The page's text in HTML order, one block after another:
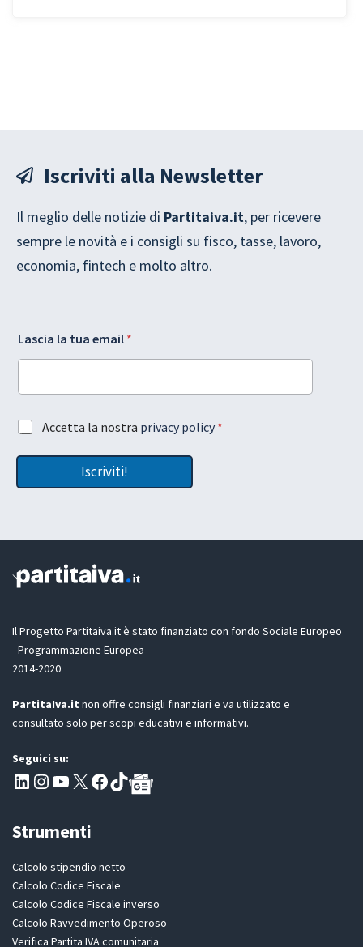
Iscriviti alla Newsletter
Il meglio delle notizie di Partitaiva.it, per ricevere
sempre le novità e i consigli su fisco, tasse, lavoro,
economia, fintech e molto altro.
D
P
A
c
e
n
L
a
u
t
a
y
u
t
u
t
z
i
e
Lascia la tua email *
A
c
t
n
D
R
*
Accetta la nostra privacy policy *
Iscriviti!
Il Progetto Partitaiva.it è stato finanziato con fondo Sociale Europeo
- Programmazione Europea
2014-2020
PartitaIva.it non offre consigli finanziari e va utilizzato e
consultato solo per scopi educativi e informativi.
Seguici su:
Pagina LinkedIn PartitaIva
Instagram
Canale YouTube Evoluzione - Partitaiva.it
X Segui PartitaIva su Facebook
TikTok
Strumenti
Calcolo stipendio netto
Calcolo Codice Fiscale
Calcolo Codice Fiscale inverso
Calcolo Ravvedimento Operoso
Verifica Partita IVA comunitaria